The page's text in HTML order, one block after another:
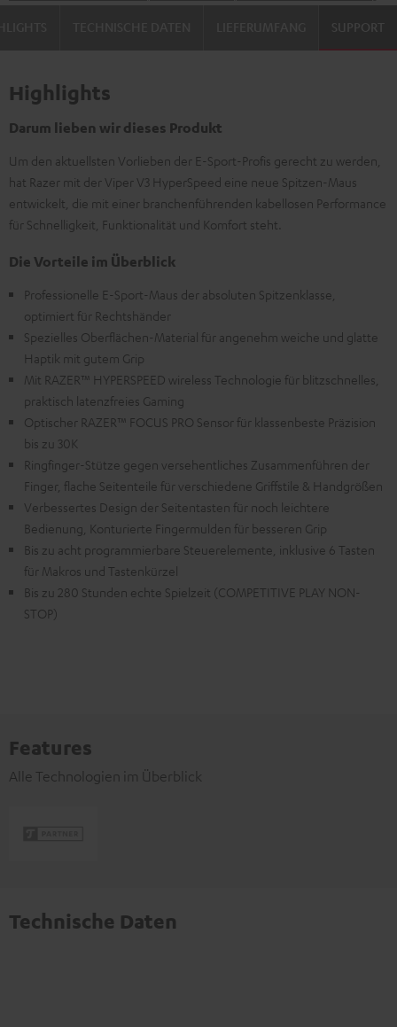
SUPPORT
Highlights
Darum lieben wir dieses Produkt
Um den aktuellsten Vorlieben der E-Sport-Profis gerecht zu werden,
hat Razer mit der Viper V3 HyperSpeed eine neue Spitzen-Maus
entwickelt, die mit einer branchenführenden kabellosen Performance
für Schnelligkeit, Funktionalität und Komfort steht.
Die Vorteile im Überblick
Professionelle E-Sport-Maus der absoluten Spitzenklasse,
optimiert für Rechtshänder
Spezielles Oberflächen-Material für angenehm weiche und glatte
Haptik mit gutem Grip
Mit RAZER™ HYPERSPEED wireless Technologie für blitzschnelles,
praktisch latenzfreies Gaming
Optischer RAZER™ FOCUS PRO Sensor für klassenbeste Präzision
bis zu 30K
Ringfinger-Stütze gegen versehentliches Zusammenführen der
Finger, flache Seitenteile für verschiedene Griffstile & Handgrößen
Verbessertes Design der Seitentasten für noch leichtere
Bedienung, Konturierte Fingermulden für besseren Grip
Bis zu acht programmierbare Steuerelemente, inklusive 6 Tasten
für Makros und Tastenkürzel
Bis zu 280 Stunden echte Spielzeit (COMPETITIVE PLAY NON-
STOP)
Features
Alle Technologien im Überblick
Technische Daten